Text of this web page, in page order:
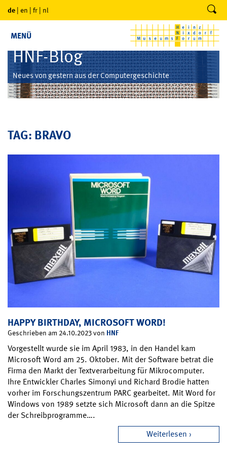
de | en | fr | nl
MENÜ
HNF-Blog
Neues von gestern aus der Computergeschichte
TAG: BRAVO
HAPPY BIRTHDAY, MICROSOFT WORD!
Geschrieben am 24.10.2023 von HNF
Vorgestellt wurde sie im April 1983, in den Handel kam
Microsoft Word am 25. Oktober. Mit der Software betrat die
Firma den Markt der Textverarbeitung für Mikrocomputer.
Ihre Entwickler Charles Simonyi und Richard Brodie hatten
vorher im Forschungszentrum PARC gearbeitet. Mit Word for
Windows von 1989 setzte sich Microsoft dann an die Spitze
der Schreibprogramme….
Weiterlesen